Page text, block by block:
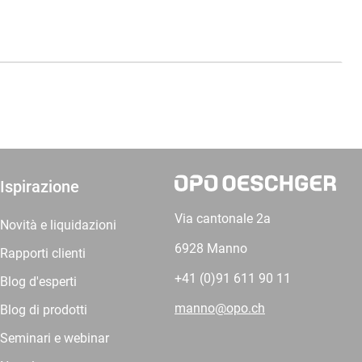
Ispirazione
Novità e liquidazioni
Rapporti clienti
Blog d'esperti
Blog di prodotti
Seminari e webinar
Via cantonale 2a
6928 Manno
+41 (0)91 611 90 11
manno@opo.ch